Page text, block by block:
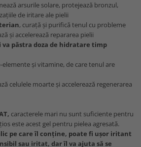
arsurile solare, protejează bronzul,
de iritare ale pielii
, curață și purifică tenul cu probleme
și accelerează repararea pielii
va păstra doza de hidratare timp
elemente și vitamine, de care tenul are
celulele moarte și accelerează regenerarea
caracterele mari nu sunt suficiente pentru
este acest gel pentru pielea agresată.
pe care îl conține, poate fi ușor iritant
sau iritat, dar îl va ajuta să se